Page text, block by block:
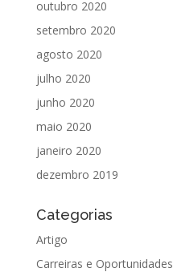
outubro 2020
setembro 2020
agosto 2020
julho 2020
junho 2020
maio 2020
janeiro 2020
dezembro 2019
Categorias
Artigo
Carreiras e Oportunidades